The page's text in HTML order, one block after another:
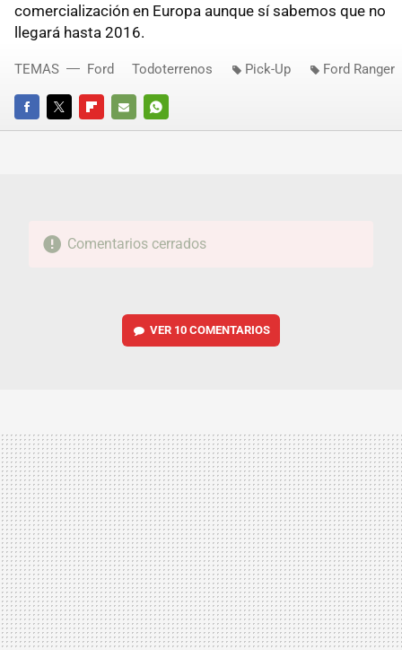
comercialización en Europa aunque sí sabemos que no
llegará hasta 2016.
FACEBOOKTWITTERFLIPBOARD
E-
WHATSAPP
TEMAS Ford Todoterrenos Pick-Up Ford Ranger
Comentarios cerrados
VER 10 COMENTARIOS